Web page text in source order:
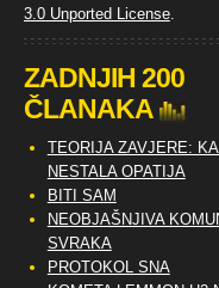
3.0 Unported License.
ZADNJIH 200
ČLANAKA
TEORIJA ZAVJERE:
NESTALA OPATIJA
BITI SAM
NEOBJAŠNJIVA
SVRAKA
PROTOKOL SNA